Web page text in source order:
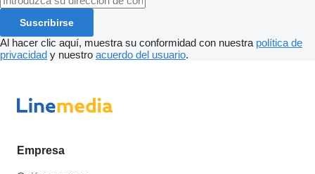
Suscribirse
Al hacer clic aquí, muestra su conformidad con nuestra política de
privacidad y nuestro acuerdo del usuario.
Empresa